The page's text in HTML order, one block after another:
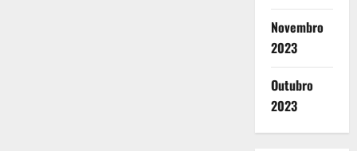
Novembro
2023
Outubro
2023